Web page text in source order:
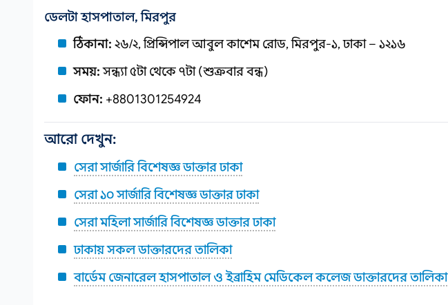
ডেলটা হাসপাতাল, মিরপুর
ঠিকানা: ২৬/২, প্রিন্সিপাল আবুল কাশেম রোড, মিরপুর-১, ঢাকা – ১২১৬
সময়:সন্ধ্যা ৫টা থেকে ৭টা (শুক্রবার বন্ধ)
ফোন: +8801301254924
আরো দেখুন:
সেরা সার্জারি বিশেষজ্ঞ ডাক্তার ঢাকা
সেরা ১০ সার্জারি বিশেষজ্ঞ ডাক্তার ঢাকা
সেরা মহিলা সার্জারি বিশেষজ্ঞ ডাক্তার ঢাকা
ঢাকায় সকল ডাক্তারদের তালিকা
বার্ডেম জেনারেল হাসপাতাল ও ইব্রাহিম মেডিকেল কলেজ ডাক্তারদের তালিকা